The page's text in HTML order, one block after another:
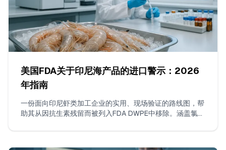
美国FDA关于印尼海产品的进口警示：2026
年指南
一份面向印尼虾类加工企业的实用、现场验证的路线图，帮
助其从因抗生素残留而被列入FDA DWPE中移除。涵盖氯霉